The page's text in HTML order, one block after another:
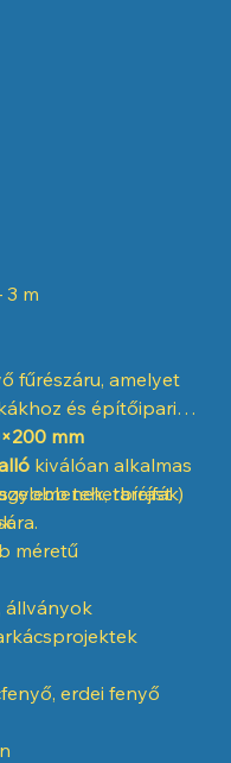
3 m
fűrészáru, amelyet
és építőipari
mm
kiválóan alkalmas
teherbírást
taréjfák)
méretű
állványok
erdei fenyő